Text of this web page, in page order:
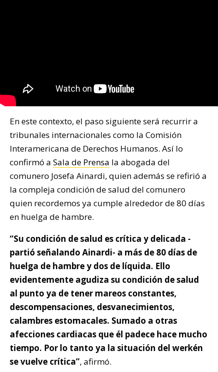
En este contexto, el paso siguiente será recurrir a
tribunales internacionales como la Comisión
Interamericana de Derechos Humanos. Así lo
confirmó a Sala de Prensa la abogada del
comunero Josefa Ainardi, quien además se refirió a
la compleja condición de salud del comunero
quien recordemos ya cumple alrededor de 80 días
en huelga de hambre.
“Su condición de salud es crítica y delicada -
partió señalando Ainardi- a más de 80 días de
huelga de hambre y dos de líquida. Ello
evidentemente agudiza su condición de salud
al punto ya de tener mareos constantes,
descompensaciones, desvanecimientos,
calambres estomacales. Sumado a otras
afecciones cardiacas que él padece hace mucho
tiempo. Por lo tanto ya la situación del werkén
se vuelve crítica”, afirmó.